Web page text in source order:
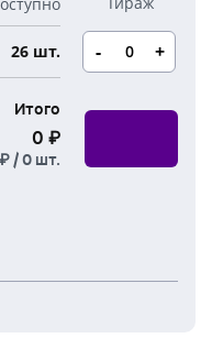
26 шт. - +
Итого
0 ₽
/0 шт.